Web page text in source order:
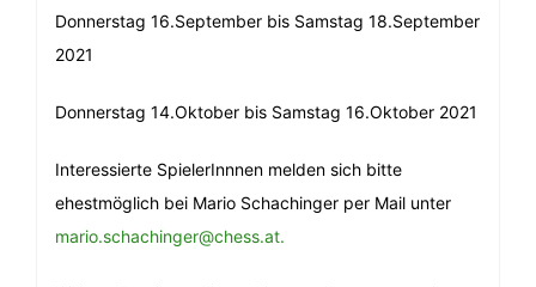
Donnerstag 16.September bis Samstag 18.September
2021
Donnerstag 14.Oktober bis Samstag 16.Oktober 2021
Interessierte SpielerInnnen melden sich bitte
ehestmöglich bei Mario Schachinger per Mail unter
mario.schachinger@chess.at.